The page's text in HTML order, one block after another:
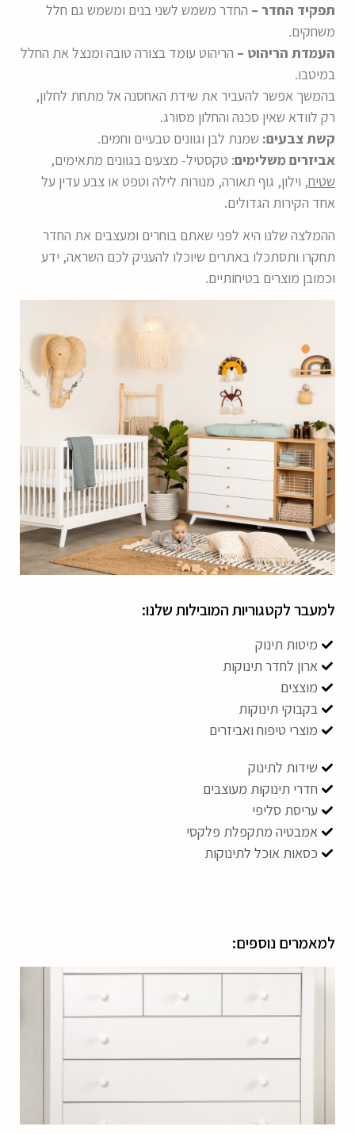
תפקיד החדר – החדר משמש לשני בנים ומשמש גם חלל
משחקים.
העמדת הריהוט – הריהוט עומד בצורה טובה ומנצל את החלל
במיטבו.
בהמשך אפשר להעביר את שידת האחסנה אל מתחת לחלון,
רק לוודא שאין סכנה והחלון מסורג.
קשת צבעים: שמנת לבן וגוונים טבעיים וחמים.
אביזרים משלימים: טקסטיל- מצעים בגוונים מתאימים,
שטיח, וילון, גוף תאורה, מנורות לילה וטפט או צבע עדין על
אחד הקירות הגדולים.
ההמלצה שלנו היא לפני שאתם בוחרים ומעצבים את החדר
תחקרו ותסתכלו באתרים שיוכלו להעניק לכם השראה, ידע
וכמובן מוצרים בטיחותיים.
למעבר לקטגוריות המובילות שלנו:
מיטות תינוק
ארון לחדר תינוקות
מוצצים
בקבוקי תינוקות
מוצרי טיפוח ואביזרים
שידות לתינוק
חדרי תינוקות מעוצבים
עריסת סליפי
אמבטיה מתקפלת פלקסי
כסאות אוכל לתינוקות
למאמרים נוספים: